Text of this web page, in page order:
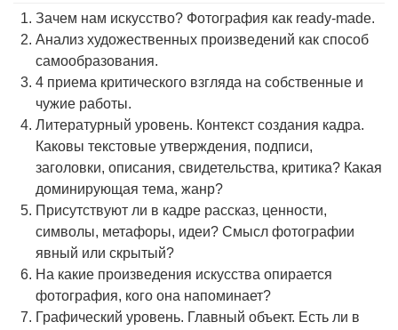
Зачем нам искусство? Фотография как ready-made.
Анализ художественных произведений как способ
самообразования.
4 приема критического взгляда на собственные и
чужие работы.
Литературный уровень. Контекст создания кадра.
Каковы текстовые утверждения, подписи,
заголовки, описания, свидетельства, критика? Какая
доминирующая тема, жанр?
Присутствуют ли в кадре рассказ, ценности,
символы, метафоры, идеи? Смысл фотографии
явный или скрытый?
На какие произведения искусства опирается
фотография, кого она напоминает?
Графический уровень. Главный объект. Есть ли в